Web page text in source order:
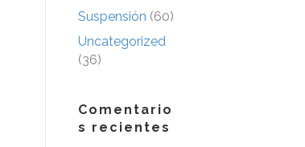
Suspensión (60)
Uncategorized
(36)
Comentario
s recientes